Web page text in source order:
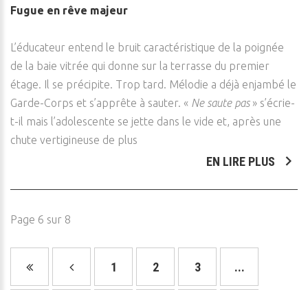
Fugue en rêve majeur
L’éducateur entend le bruit caractéristique de la poignée
de la baie vitrée qui donne sur la terrasse du premier
étage. Il se précipite. Trop tard. Mélodie a déjà enjambé le
Garde-Corps et s’apprête à sauter. « Ne saute pas» s’écrie-
t-il mais l’adolescente se jette dans le vide et, après une
chute vertigineuse de plus
EN LIRE PLUS
Page 6 sur 8
1 2 3 ...